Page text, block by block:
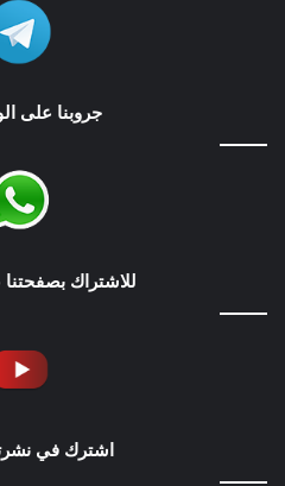
جروبنا على
للاشتراك
اشترك في